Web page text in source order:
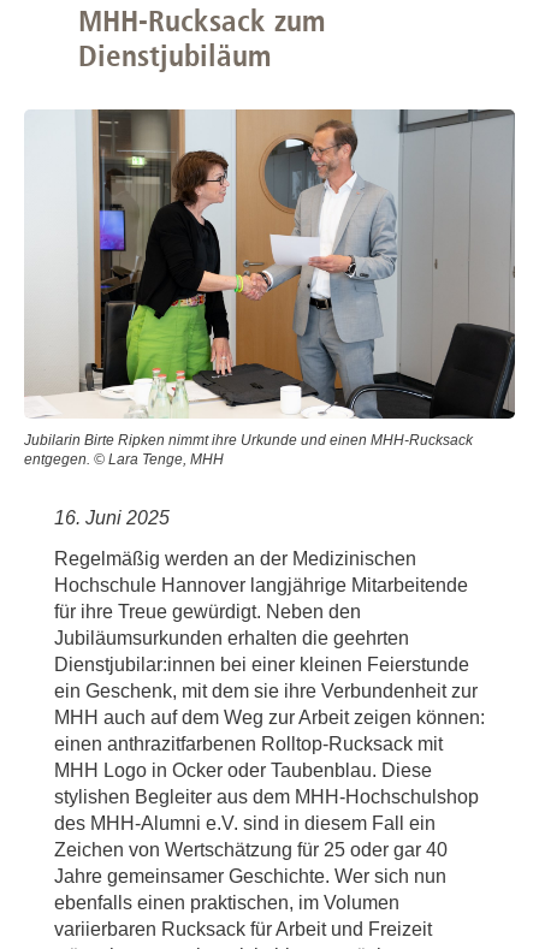
MHH-Rucksack zum
Dienstjubiläum
Jubilarin Birte Ripken nimmt ihre Urkunde und einen MHH-Rucksack
entgegen. © Lara Tenge, MHH
16. Juni 2025
Regelmäßig werden an der Medizinischen
Hochschule Hannover langjährige Mitarbeitende
für ihre Treue gewürdigt. Neben den
Jubiläumsurkunden erhalten die geehrten
Dienstjubilar:innen bei einer kleinen Feierstunde
ein Geschenk, mit dem sie ihre Verbundenheit zur
MHH auch auf dem Weg zur Arbeit zeigen können:
einen anthrazitfarbenen Rolltop-Rucksack mit
MHH Logo in Ocker oder Taubenblau. Diese
stylishen Begleiter aus dem MHH-Hochschulshop
des MHH-Alumni e.V. sind in diesem Fall ein
Zeichen von Wertschätzung für 25 oder gar 40
Jahre gemeinsamer Geschichte. Wer sich nun
ebenfalls einen praktischen, im Volumen
variierbaren Rucksack für Arbeit und Freizeit